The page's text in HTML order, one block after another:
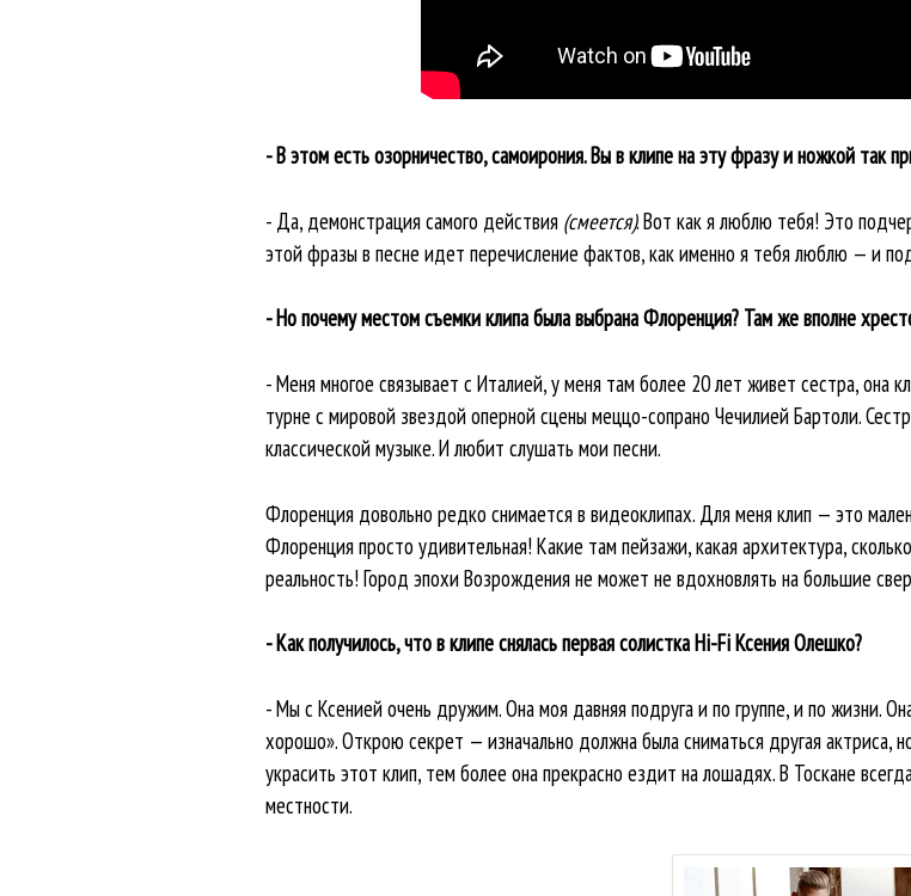
- В этом есть озорничество, самоирония. Вы в клипе на эту фразу и ножкой так
- Да, демонстрация самого действия (смеется). Вот как я люблю тебя! Это
этой фразы в песне идет перечисление фактов, как именно я тебя люблю — и
- Но почему местом съемки клипа была выбрана Флоренция? Там же вполне
- Меня многое связывает с Италией, у меня там более 20 лет живет сестра, она
турне с мировой звездой оперной сцены меццо-сопрано Чечилией Бартоли.
классической музыке. И любит слушать мои песни.
Флоренция довольно редко снимается в видеоклипах. Для меня клип — это
Флоренция просто удивительная! Какие там пейзажи, какая архитектура,
реальность! Город эпохи Возрождения не может не вдохновлять на большие
- Как получилось, что в клипе снялась первая солистка Hi-Fi Ксения Олешко?
- Мы с Ксенией очень дружим. Она моя давняя подруга и по группе, и по жизни.
хорошо». Открою секрет — изначально должна была сниматься другая актриса,
украсить этот клип, тем более она прекрасно ездит на лошадях. В Тоскане
местности.